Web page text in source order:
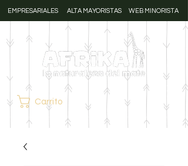
EMPRESARIALES ALTA MAYORISTAS WEB MINORISTA
Carrito